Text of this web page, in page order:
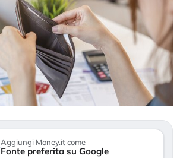
Aggiungi Money.it come
Fonte preferita su Google